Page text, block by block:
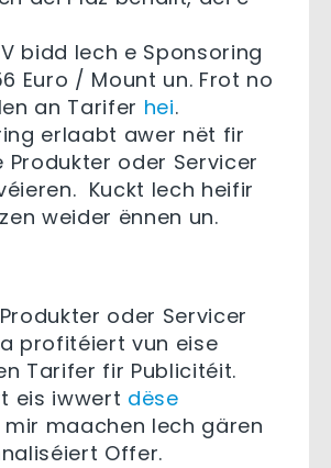
bidd Iech e Sponsoring
Euro / Mount un. Frot no
an Tarifer hei.
erlaabt awer nët fir
oder Servicer
Kuckt Iech heifir
weider ënnen un.
oder Servicer
profitéiert vun eise
Tarifer fir Publicitéit.
eis iwwert dëse
mir maachen Iech gären
Offer.